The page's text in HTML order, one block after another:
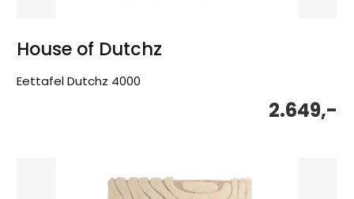
House of Dutchz
Eettafel Dutchz 4000
2.649,-